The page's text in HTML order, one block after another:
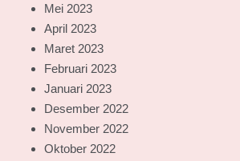
Mei 2023
April 2023
Maret 2023
Februari 2023
Januari 2023
Desember 2022
November 2022
Oktober 2022